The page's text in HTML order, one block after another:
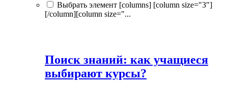
Выбрать элемент [columns] [column size="3"]
[/column][column size="...
Поиск знаний: как учащиеся
выбирают курсы?